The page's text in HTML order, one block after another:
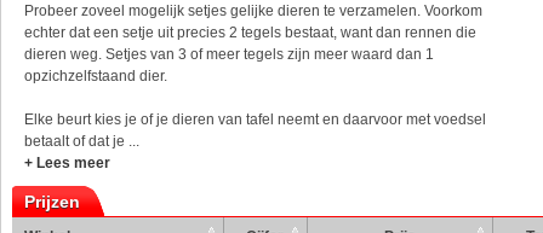
Probeer zoveel mogelijk setjes gelijke dieren te verzamelen. Voorkom
echter dat een setje uit precies 2 tegels bestaat, want dan rennen die
dieren weg. Setjes van 3 of meer tegels zijn meer waard dan 1
opzichzelfstaand dier.
Elke beurt kies je of je dieren van tafel neemt en daarvoor met voedsel
betaalt of dat je ...
+ Lees meer
Prijzen